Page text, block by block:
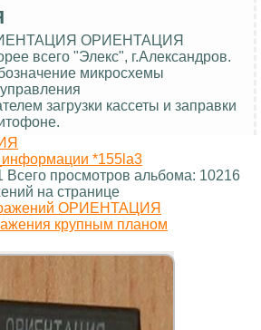
ОРИЕНТАЦИЯ
всего "Элекс", г.Александров.
микросхемы
загрузки кассеты и заправки
*155la3
Всего просмотров альбома: 10216
на странице
ОРИЕНТАЦИЯ
крупным планом